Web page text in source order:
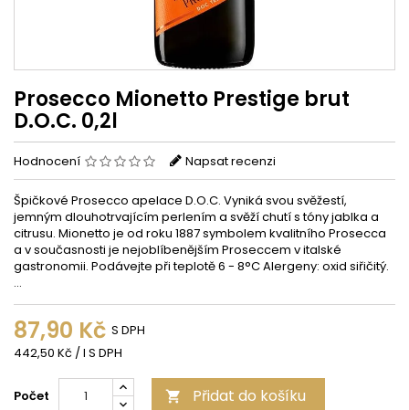
Prosecco Mionetto Prestige brut
D.O.C. 0,2l
Hodnocení Napsat recenzi
Špičkové Prosecco apelace D.O.C. Vyniká svou svěžestí,
jemným dlouhotrvajícím perlením a svěží chutí s tóny jablka a
citrusu. Mionetto je od roku 1887 symbolem kvalitního Prosecca
a v současnosti je nejoblíbenějším Proseccem v italské
gastronomii. Podávejte při teplotě 6 - 8°C Alergeny: oxid siřičitý.
...
87,90 Kč S DPH
442,50 Kč / l S DPH
Počet  Přidat do košíku